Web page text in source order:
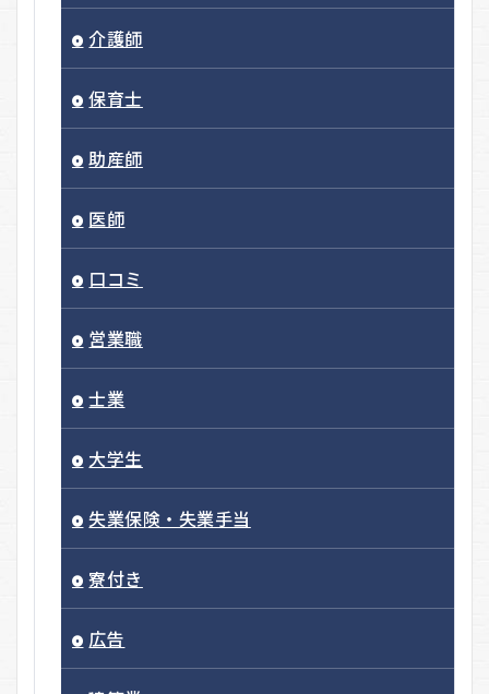
介護師
保育士
助産師
医師
口コミ
営業職
士業
大学生
失業保険・失業手当
寮付き
広告